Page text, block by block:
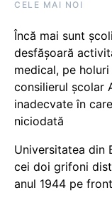
CELE MAI NOI
Încă mai sunt
desfășoară
medical, pe
consilierul școlar
inadecvate în
niciodată
Universitatea din
cei doi grifoni
anul 1944 pe